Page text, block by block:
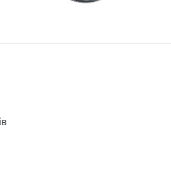
бічних дверей.